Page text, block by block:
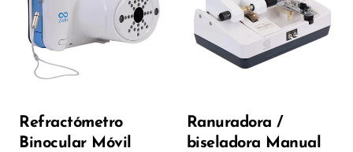
Refractómetro
Binocular Móvil
Ranuradora /
biseladora Manual
Voltage:
PRE-ORDEN